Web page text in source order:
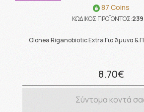
87 Coins
ΚΩΔΙΚΟΣ ΠΡΟΪΟΝΤΟΣ:
Olonea Riganobiotic Extra Για Άμυνα &
8.70€
Σύντομα κοντά